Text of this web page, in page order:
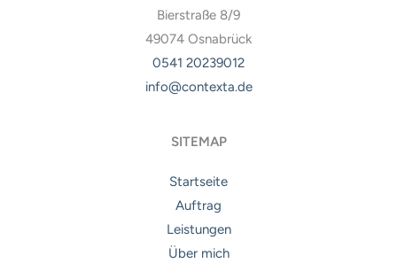
Bierstraße 8/9
49074 Osnabrück
0541 20239012
info@contexta.de
SITEMAP
Startseite
Auftrag
Leistungen
Über mich